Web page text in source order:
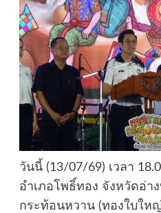
วันนี้ (13/07/69) เวลา
อำเภอโพธิ์ทอง จังหวัดอ่า
กระท้อนหวาน (ทองใบให